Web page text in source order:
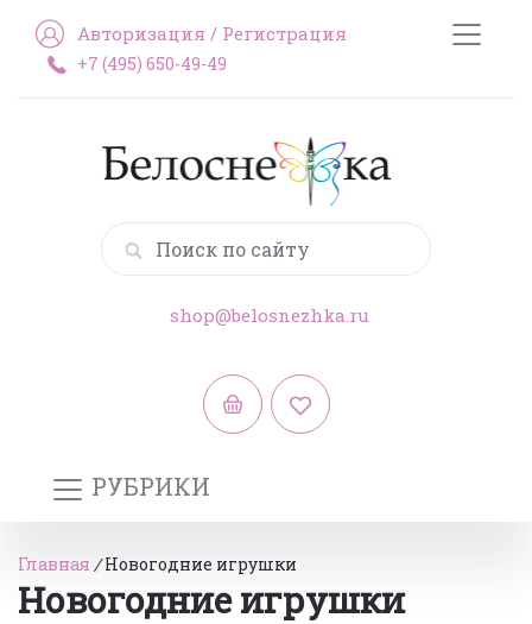
Авторизация / Регистрация
+7 (495) 650-49-49
shop@belosnezhka.ru
РУБРИКИ
Главная /Новогодние игрушки
Новогодние игрушки